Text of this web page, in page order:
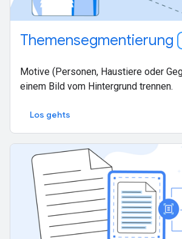
Themensegmentierung
Motive (Personen, Haustiere oder
einem Bild vom Hintergrund trennen.
Los gehts